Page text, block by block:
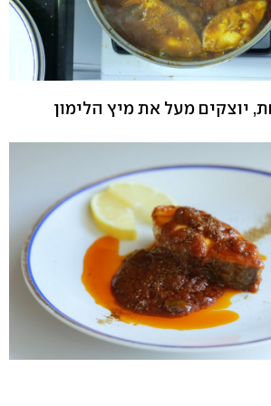
יוצקים מעל את מיץ הלימון